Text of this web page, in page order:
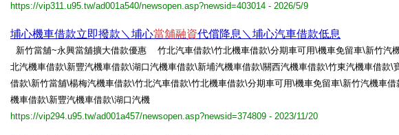
https://vip311.u95.tw/ad001a540/newsopen.asp?newsid=403014 - 2026/5/9
埔心機車借款立即撥款＼埔心當舖融資代償降息＼埔心汽車借款低息
新竹當舖~永興當舖擴大借款優惠 竹北汽車借款\竹北機車借款\分期車可用\機車免留車\新竹汽
北汽機車借款\新豐汽機車借款\湖口汽機車借款\新埔汽機車借款\關西汽機車借款\竹東汽機車借款\
借款\新竹當舖\楊梅汽機車借款\竹北汽車借款\竹北機車借款\分期車可用\機車免留車\新竹汽機車借
機車借款\新豐汽機車借款\湖口汽機
https://vip294.u95.tw/ad001a457/newsopen.asp?newsid=374809 - 2023/11/20